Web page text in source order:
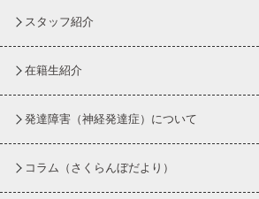
スタッフ紹介
在籍生紹介
発達障害（神経発達症）について
コラム （さくらんぼだより）